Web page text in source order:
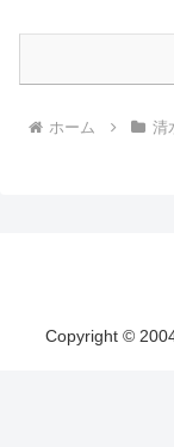
ホーム 清
Copyright ©